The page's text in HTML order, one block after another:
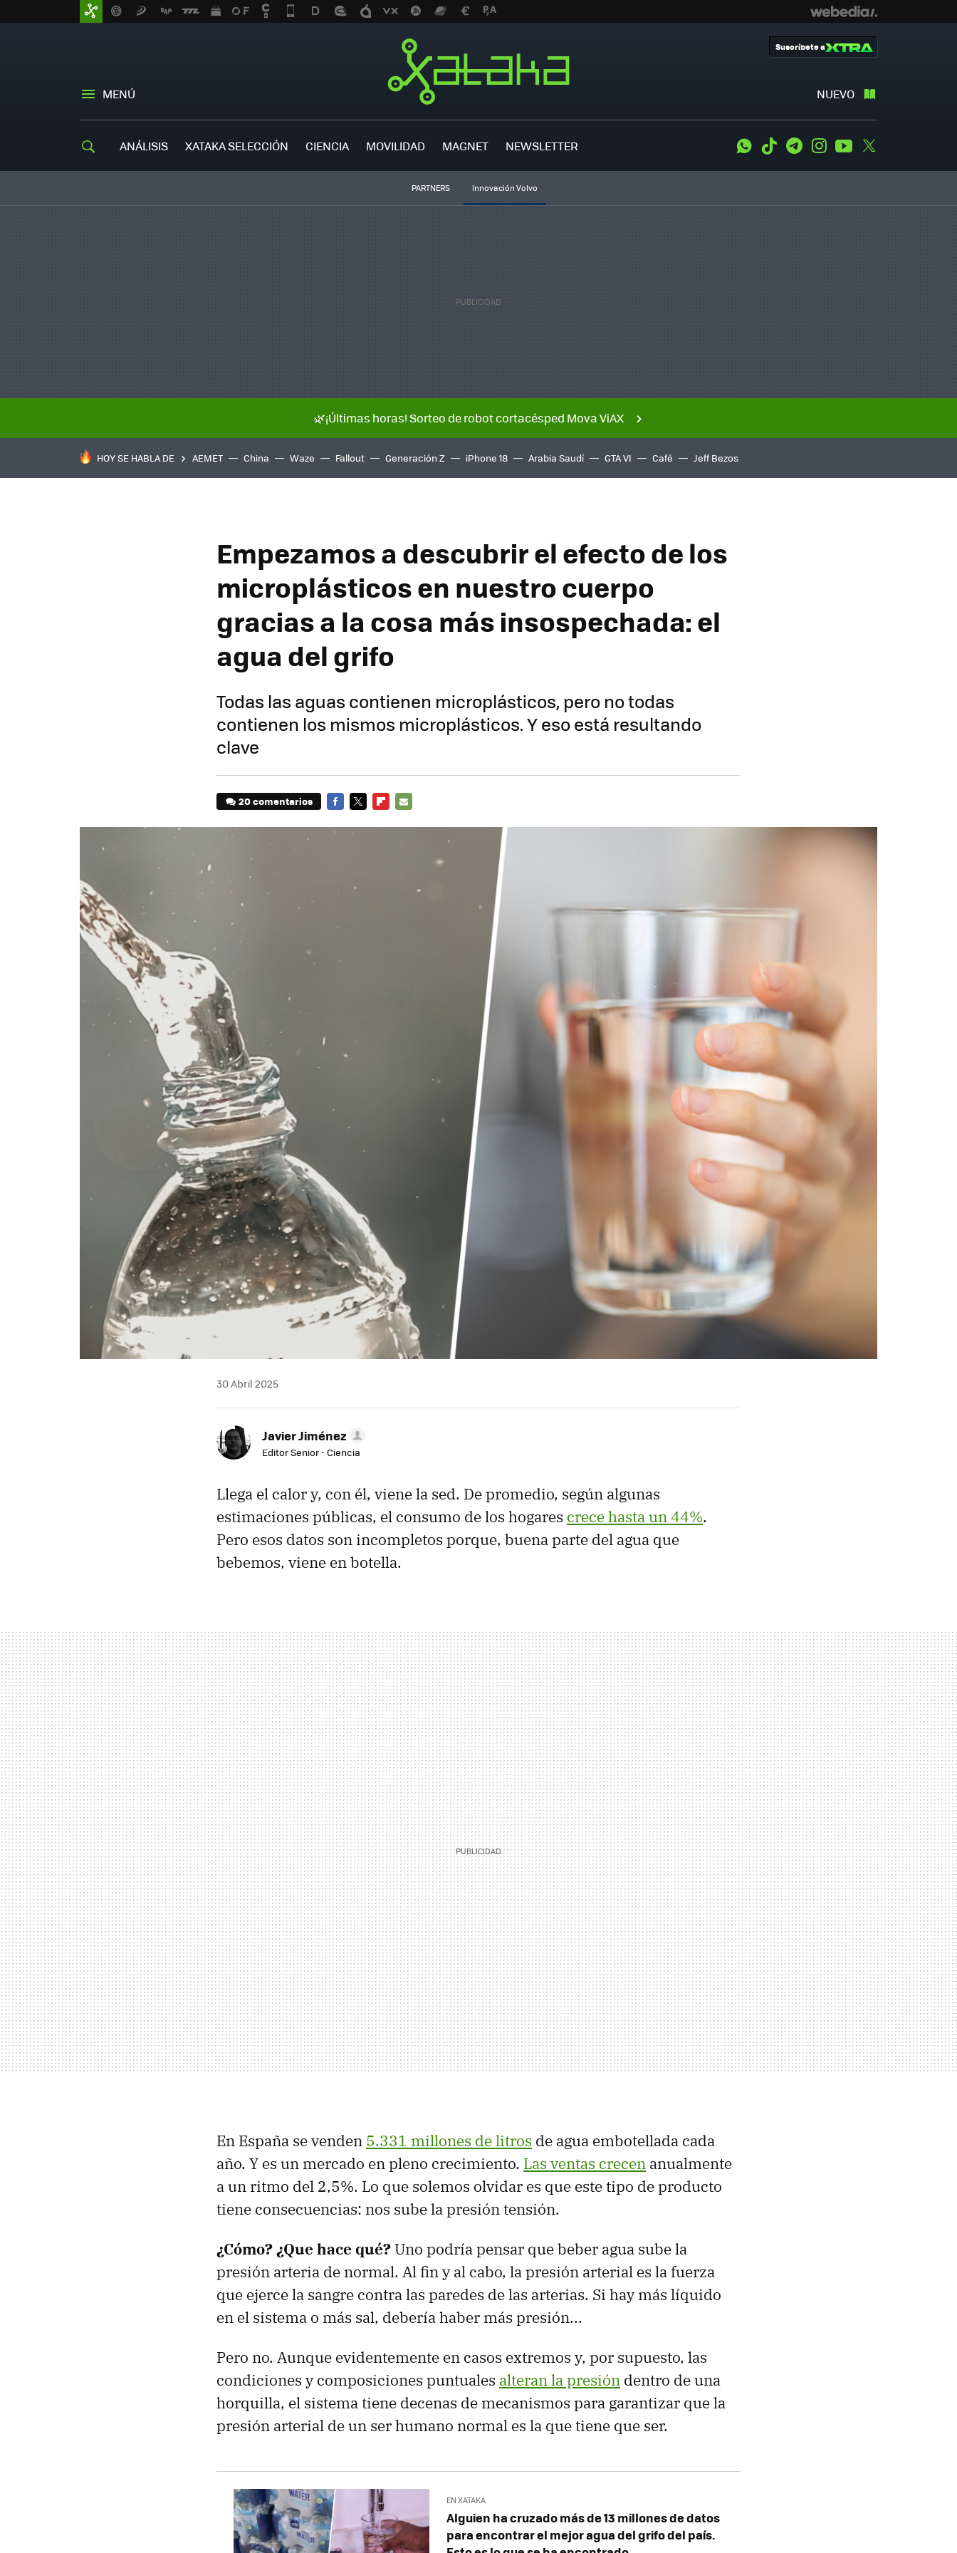
MENÚ NUEVO
Suscríbete a
ANÁLISIS XATAKA SELECCIÓN CIENCIA MOVILIDAD MAGNET NEWSLETTER WhatsApp
Tiktok TelegramInstagramYoutube
PARTNERS Innovación Volvo
🌿¡Últimas horas! Sorteo de robot cortacésped Mova ViAX
HOY SE HABLA DE AEMET China Waze Fallout Generación Z iPhone 18 Arabia Saudí GTA VI Café Jeff Bezos
Empezamos a descubrir el efecto de los
microplásticos en nuestro cuerpo
gracias a la cosa más insospechada: el
agua del grifo
Todas las aguas contienen microplásticos, pero no todas
contienen los mismos microplásticos. Y eso está resultando
clave
20 comentarios
30 Abril 2025
Javier Jiménez
Editor Senior - Ciencia
Llega el calor y, con él, viene la sed. De promedio, según algunas
estimaciones públicas, el consumo de los hogares crece hasta un 44%.
Pero esos datos son incompletos porque, buena parte del agua que
bebemos, viene en botella.
En España se venden 5.331 millones de litros de agua embotellada cada
año. Y es un mercado en pleno crecimiento. Las ventas crecen anualmente
a un ritmo del 2,5%. Lo que solemos olvidar es que este tipo de producto
tiene consecuencias: nos sube la presión tensión.
¿Cómo? ¿Que hace qué? Uno podría pensar que beber agua sube la
presión arteria de normal. Al fin y al cabo, la presión arterial es la fuerza
que ejerce la sangre contra las paredes de las arterias. Si hay más líquido
en el sistema o más sal, debería haber más presión...
Pero no. Aunque evidentemente en casos extremos y, por supuesto, las
condiciones y composiciones puntuales alteran la presión dentro de una
horquilla, el sistema tiene decenas de mecanismos para garantizar que la
presión arterial de un ser humano normal es la que tiene que ser.
EN XATAKA
Alguien ha cruzado más de 13 millones de datos
para encontrar el mejor agua del grifo del país.